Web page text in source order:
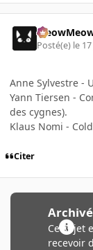
Posté(e) le
Anne Sylvestre -
Yann Tiersen -
des cygnes).
Klaus Nomi -
Citer
Archivé
Ce sujet
recevoir